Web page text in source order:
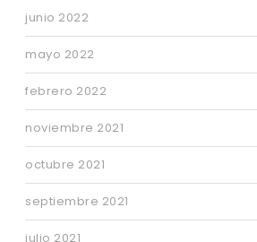
junio 2022
mayo 2022
febrero 2022
noviembre 2021
octubre 2021
septiembre 2021
julio 2021